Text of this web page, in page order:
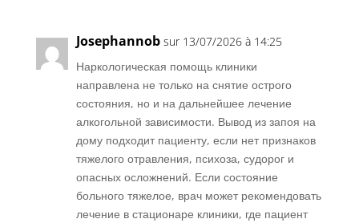
Josephannob sur 13/07/2026 à 14:25
Наркологическая помощь клиники
направлена не только на снятие острого
состояния, но и на дальнейшее лечение
алкогольной зависимости. Вывод из запоя на
дому подходит пациенту, если нет признаков
тяжелого отравления, психоза, судорог и
опасных осложнений. Если состояние
больного тяжелое, врач может рекомендовать
лечение в стационаре клиники, где пациент